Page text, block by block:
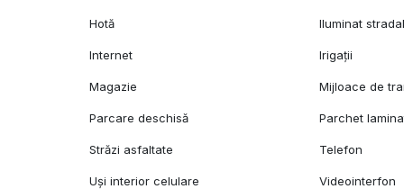
Hotă Iluminat stradal
Internet Irigații
Magazie Mijloace de
Parcare deschisă Parchet
Străzi asfaltate Telefon
Uși interior celulare Videointerfon